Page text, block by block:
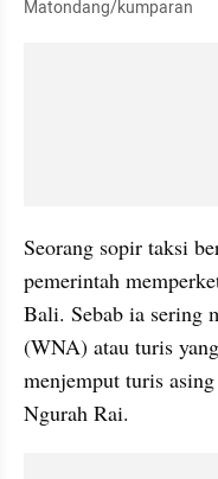
Matondang/kumparan
Seorang sopir taksi
pemerintah
Bali. Sebab ia sering
(WNA) atau turis
menjemput turis
Ngurah Rai.